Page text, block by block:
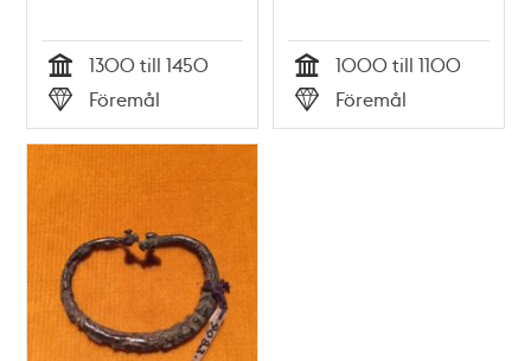
Tid
1300 till 1450
Typ
Föremål Tid
1000 till 1100
Typ
Föremål